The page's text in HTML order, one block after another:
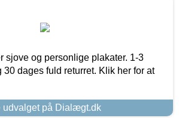
og personlige plakater. 1-3
dages fuld returret. Klik her for at
udvalget på Dialægt.dk